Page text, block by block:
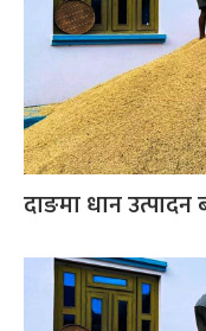
दाङमा धान उत्पादन